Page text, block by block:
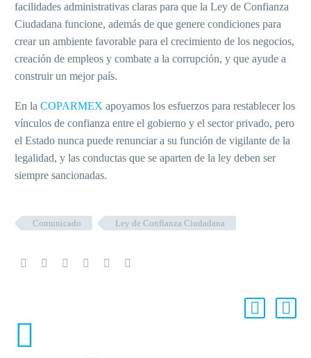
facilidades administrativas claras para que la Ley de Confianza
Ciudadana funcione, además de que genere condiciones para
crear un ambiente favorable para el crecimiento de los negocios,
creación de empleos y combate a la corrupción, y que ayude a
construir un mejor país.
En la COPARMEX apoyamos los esfuerzos para restablecer los
vínculos de confianza entre el gobierno y el sector privado, pero
el Estado nunca puede renunciar a su función de vigilante de la
legalidad, y las conductas que se aparten de la ley deben ser
siempre sancionadas.
Comunicado Ley de Confianza Ciudadana